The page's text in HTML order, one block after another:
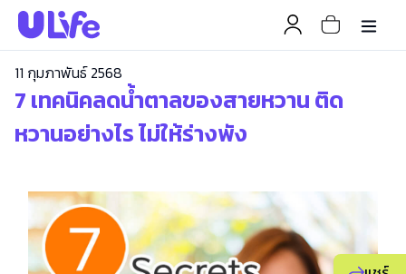
11 กุมภาพันธ์ 2568
7 เทคนิคลดน้ำตาลของสายหวาน ติด
หวานอย่างไร ไม่ให้ร่างพัง